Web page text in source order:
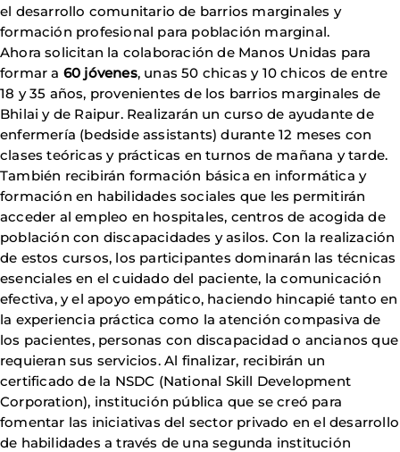
el desarrollo comunitario de barrios marginales y
formación profesional para población marginal.
Ahora solicitan la colaboración de Manos Unidas para
formar a 60 jóvenes, unas 50 chicas y 10 chicos de entre
18 y 35 años, provenientes de los barrios marginales de
Bhilai y de Raipur. Realizarán un curso de ayudante de
enfermería (bedside assistants) durante 12 meses con
clases teóricas y prácticas en turnos de mañana y tarde.
También recibirán formación básica en informática y
formación en habilidades sociales que les permitirán
acceder al empleo en hospitales, centros de acogida de
población con discapacidades y asilos. Con la realización
de estos cursos, los participantes dominarán las técnicas
esenciales en el cuidado del paciente, la comunicación
efectiva, y el apoyo empático, haciendo hincapié tanto en
la experiencia práctica como la atención compasiva de
los pacientes, personas con discapacidad o ancianos que
requieran sus servicios. Al finalizar, recibirán un
certificado de la NSDC (National Skill Development
Corporation), institución pública que se creó para
fomentar las iniciativas del sector privado en el desarrollo
de habilidades a través de una segunda institución